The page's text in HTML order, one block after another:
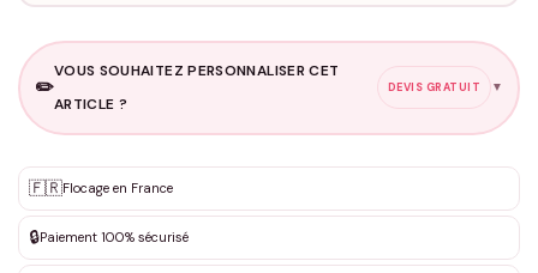
✏️
VOUS SOUHAITEZ PERSONNALISER CET
ARTICLE ?
DEVIS GRATUIT ▼
✨ Personnalisation sur mesure
DEVIS GRATUIT · Personnalisation de 3 à 10€ selon la demande
Que souhaitez-vous ?*
🇫🇷Flocage en France
🔒Paiement 100% sécurisé